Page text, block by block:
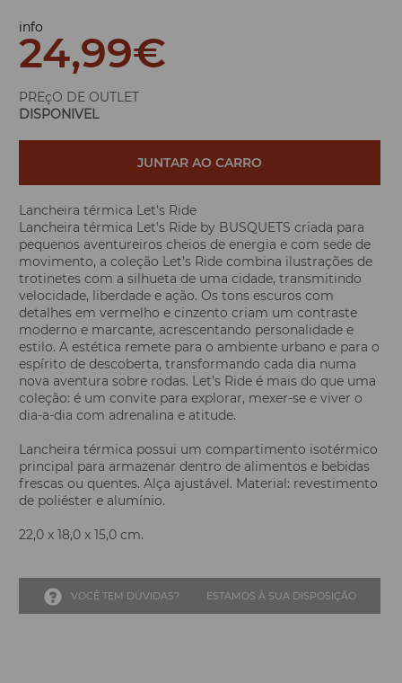
info
24,99€
PREçO DE OUTLET
DISPONIVEL
JUNTAR AO CARRO
Lancheira térmica Let's Ride
Lancheira térmica Let's Ride by BUSQUETS criada para
pequenos aventureiros cheios de energia e com sede de
movimento, a coleção Let’s Ride combina ilustrações de
trotinetes com a silhueta de uma cidade, transmitindo
velocidade, liberdade e ação. Os tons escuros com
detalhes em vermelho e cinzento criam um contraste
moderno e marcante, acrescentando personalidade e
estilo. A estética remete para o ambiente urbano e para o
espírito de descoberta, transformando cada dia numa
nova aventura sobre rodas. Let’s Ride é mais do que uma
coleção: é um convite para explorar, mexer-se e viver o
dia-a-dia com adrenalina e atitude.
Lancheira térmica possui um compartimento isotérmico
principal para armazenar dentro de alimentos e bebidas
frescas ou quentes. Alça ajustável. Material: revestimento
de poliéster e alumínio.
22,0 x 18,0 x 15,0 cm.
VOCÊ TEM DÚVIDAS? ESTAMOS À SUA DISPOSIÇÃO